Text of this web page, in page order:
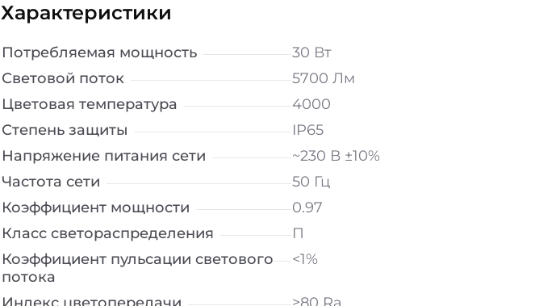
Характеристики
Потребляемая мощность
30 Вт
Световой поток
5700 Лм
Цветовая температура
4000
Степень защиты
IP65
Напряжение питания сети
~230 В ±10%
Частота сети
50 Гц
Коэффициент мощности
0.97
Класс светораспределения
П
Коэффициент пульсации светового
потока
<1%